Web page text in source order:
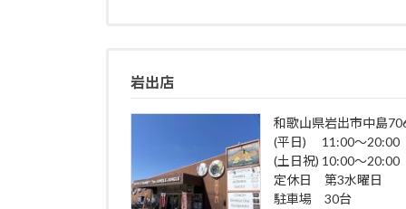
岩出店
和歌山県岩出市中島
(平日) 11:00～20:00
(土日祝) 10:00～20:00
定休日 第3水曜日
駐車場 30台